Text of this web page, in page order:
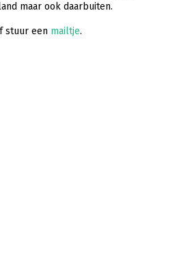
maar ook daarbuiten.
stuur een mailtje.